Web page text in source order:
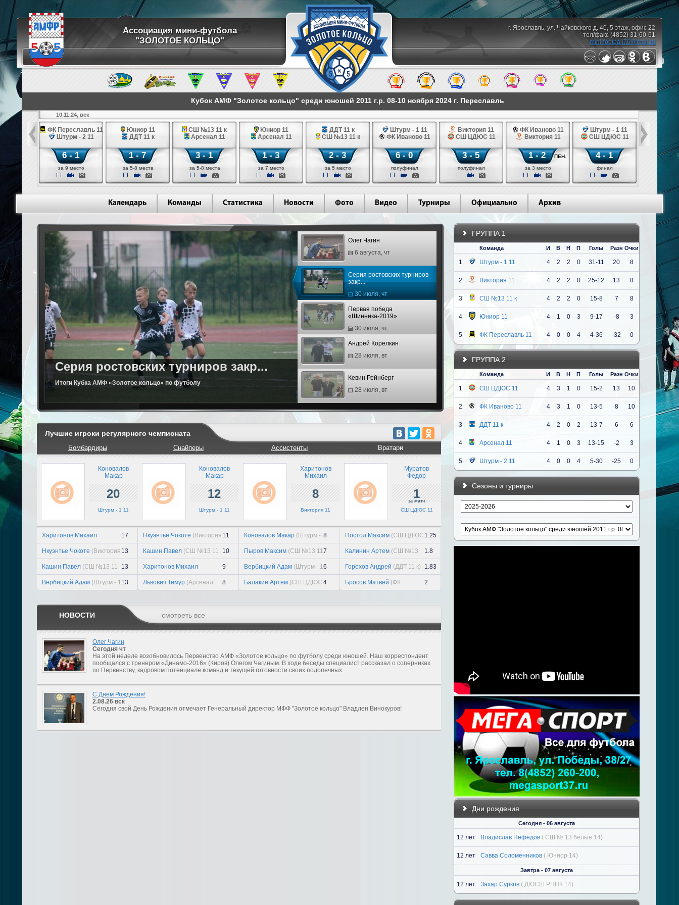
Ассоциация мини-футбола
"ЗОЛОТОЕ КОЛЬЦО"
г. Ярославль, ул. Чайковского д. 40, 5 этаж, офис 22
тел/факс (4852) 31-60-61
mini-football76@mail.ru
Кубок АМФ "Золотое кольцо" среди юношей 2011 г.р. 08-10 ноября 2024 г. Переславль
и залом (Переславль)
10.11.24, вск
ФК Переславль 11
Штурм - 2 11
6 - 1
за 9 место
Юниор 11
ДДТ 11 к
1 - 7
за 5-8 места
СШ №13 11 к
Арсенал 11
3 - 1
за 5-8 места
Юниор 11
Арсенал 11
1 - 3
за 7 место
ДДТ 11 к
СШ №13 11 к
2 - 3
за 5 место
Штурм - 1 11
ФК Иваново 11
6 - 0
полуфинал
Виктория 11
СШ ЦДЮС 11
3 - 5
полуфинал
ФК Иваново 11
Виктория 11
1 - 2 ПЕН.
за 3 место
Штурм - 1 11
СШ ЦДЮС 11
4 - 1
финал
Календарь Команды Статистика Новости Фото Видео Турниры Официально Архив
Серия ростовских турниров закр...
Итоги Кубка АМФ «Золотое кольцо» по футболу
Олег Чагин
6 августа, чт
Серия ростовских турниров
закр...
30 июля, чт
Первая победа
«Шинника-2019»
30 июля, чт
Андрей Корелкин
28 июля, вт
Кевин Рейнберг
28 июля, вт
Третий финал «Юниора» и
триумф...
Павел Киселев
21 июля, вт
«Заря» держит уровень
21 июля, вт
Лучшие игроки регулярного чемпионата
Бомбардиры
Коновалов
Макар
20
Штурм - 1 11
Харитонов Михаил
(Виктория 11)
17
Нкуэнтье Чокоте (Виктория
11)
13
Кашин Павел (СШ №13 11
к)
13
Вербицкий Адам (Штурм - 1
11)
13
Снайперы
Коновалов
Макар
12
Штурм - 1 11
Нкуэнтье Чокоте (Виктория
11)
11
Кашин Павел (СШ №13 11
к)
10
Харитонов Михаил
(Виктория 11)
9
Львович Тимур (Арсенал
11)
8
Ассистенты
Харитонов
Михаил
8
Виктория 11
Коновалов Макар (Штурм -
1 11)
8
Пыров Максим (СШ №13 11
к)
7
Вербицкий Адам (Штурм - 1
11)
6
Балакин Артем (СШ ЦДЮС
11)
4
Вратари
Муратов
Федор
1
за матч
СШ ЦДЮС 11
Постол Максим (СШ ЦДЮС
11)
1.25
Калинин Артем (СШ №13
11 к)
1.8
Горохов Андрей (ДДТ 11 к) 1.83
Бросов Матвей (ФК
Иваново 11)
2
НОВОСТИ смотреть все
Олег Чагин
Сегодня чт
На этой неделе возобновилось Первенство АМФ «Золотое кольцо» по футболу среди юношей. Наш корреспондент
пообщался с тренером «Динамо-2016» (Киров) Олегом Чагиным. В ходе беседы специалист рассказал о соперниках
по Первенству, кадровом потенциале команд и текущей готовности своих подопечных.
С Днем Рождения!
2.08.26 вск
Сегодня свой День Рождения отмечает Генеральный директор МФФ "Золотое кольцо" Владлен Винокуров!
ГРУППА 1
Команда И В Н П Голы Разн Очки
1 Штурм - 1 11 4 2 2 0 31-11 20 8
2 Виктория 11 4 2 2 0 25-12 13 8
3 СШ №13 11 к 4 2 2 0 15-8 7 8
4 Юниор 11 4 1 0 3 9-17 -8 3
5 ФК Переславль 11 4 0 0 4 4-36 -32 0
ГРУППА 2
Команда И В Н П Голы Разн Очки
1 СШ ЦДЮС 11 4 3 1 0 15-2 13 10
2 ФК Иваново 11 4 3 1 0 13-5 8 10
3 ДДТ 11 к 4 2 0 2 13-7 6 6
4 Арсенал 11 4 1 0 3 13-15 -2 3
5 Штурм - 2 11 4 0 0 4 5-30 -25 0
Сезоны и турниры
Дни рождения
Сегодня - 06 августа
12 лет Владислав Нефедов ( СШ № 13 белые 14)
12 лет Савва Соломенников ( Юниор 14)
Завтра - 07 августа
12 лет Захар Сурков ( ДЮСШ РППК 14)